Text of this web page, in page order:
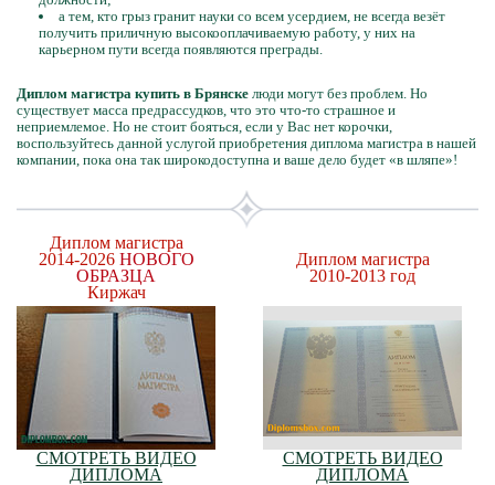
а тем, кто грыз гранит науки со всем усердием, не всегда везёт
получить приличную высокооплачиваемую работу, у них на
карьерном пути всегда появляются преграды.
Диплом магистра купить в Брянске люди могут без проблем. Но
существует масса предрассудков, что это что-то страшное и
неприемлемое. Но не стоит бояться, если у Вас нет корочки,
воспользуйтесь данной услугой приобретения диплома магистра в нашей
компании, пока она так широкодоступна и ваше дело будет «в шляпе»!
Диплом магистра
2014-2026 НОВОГО
ОБРАЗЦА
Киржач
СМОТРЕТЬ ВИДЕО
ДИПЛОМА
Диплом магистра
2010-2013 год
СМОТРЕТЬ ВИДЕО
ДИПЛОМА